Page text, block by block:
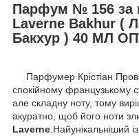
Парфум № 156 за
Laverne Bakhur (
Бакхур ) 40 МЛ
Парфумер Крістіан
спокійному французькому
але складну ноту, тому
акуратно, щоб його ноти
Laverne.Найунікальніший